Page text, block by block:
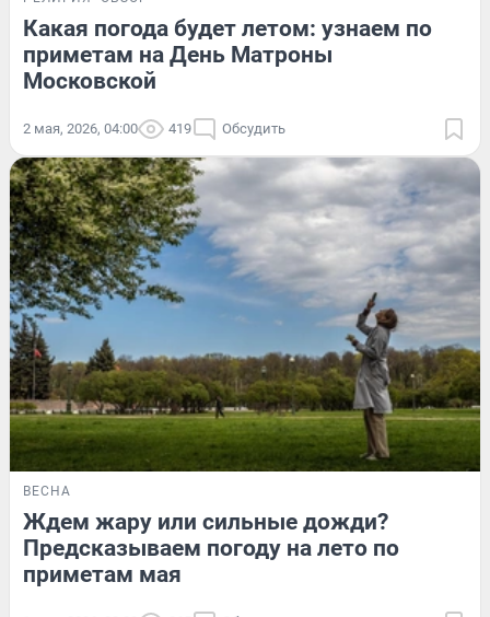
Какая погода будет летом: узнаем по
приметам на День Матроны
Московской
2 мая, 2026, 04:00 419 Обсудить
ВЕСНА
Ждем жару или сильные дожди?
Предсказываем погоду на лето по
приметам мая